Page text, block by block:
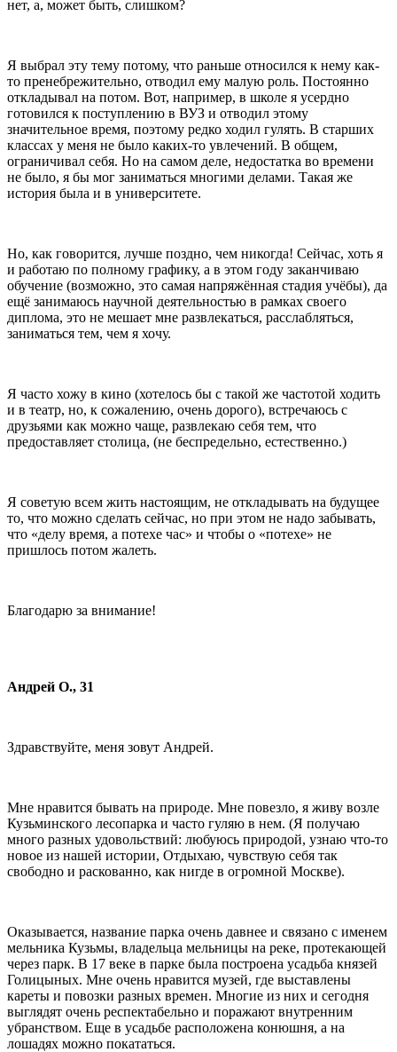
нет, а, может быть, слишком?
Я выбрал эту тему потому, что раньше относился к нему как-
то пренебрежительно, отводил ему малую роль. Постоянно
откладывал на потом. Вот, например, в школе я усердно
готовился к поступлению в ВУЗ и отводил этому
значительное время, поэтому редко ходил гулять. В старших
классах у меня не было каких-то увлечений. В общем,
ограничивал себя. Но на самом деле, недостатка во времени
не было, я бы мог заниматься многими делами. Такая же
история была и в университете.
Но, как говорится, лучше поздно, чем никогда! Сейчас, хоть я
и работаю по полному графику, а в этом году заканчиваю
обучение (возможно, это самая напряжённая стадия учёбы), да
ещё занимаюсь научной деятельностью в рамках своего
диплома, это не мешает мне развлекаться, расслабляться,
заниматься тем, чем я хочу.
Я часто хожу в кино (хотелось бы с такой же частотой ходить
и в театр, но, к сожалению, очень дорого), встречаюсь с
друзьями как можно чаще, развлекаю себя тем, что
предоставляет столица, (не беспредельно, естественно.)
Я советую всем жить настоящим, не откладывать на будущее
то, что можно сделать сейчас, но при этом не надо забывать,
что «делу время, а потехе час» и чтобы о «потехе» не
пришлось потом жалеть.
Благодарю за внимание!
Андрей О., 31
Здравствуйте, меня зовут Андрей.
Мне нравится бывать на природе. Мне повезло, я живу возле
Кузьминского лесопарка и часто гуляю в нем. (Я получаю
много разных удовольствий: любуюсь природой, узнаю что-то
новое из нашей истории, Отдыхаю, чувствую себя так
свободно и раскованно, как нигде в огромной Москве).
Оказывается, название парка очень давнее и связано с именем
мельника Кузьмы, владельца мельницы на реке, протекающей
через парк. В 17 веке в парке была построена усадьба князей
Голицыных. Мне очень нравится музей, где выставлены
кареты и повозки разных времен. Многие из них и сегодня
выглядят очень респектабельно и поражают внутренним
убранством. Еще в усадьбе расположена конюшня, а на
лошадях можно покататься.